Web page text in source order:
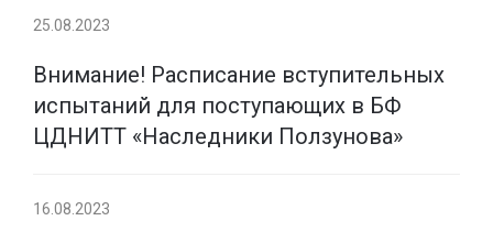
25.08.2023
Внимание! Расписание вступительных
испытаний для поступающих в БФ
ЦДНИТТ «Наследники Ползунова»
16.08.2023